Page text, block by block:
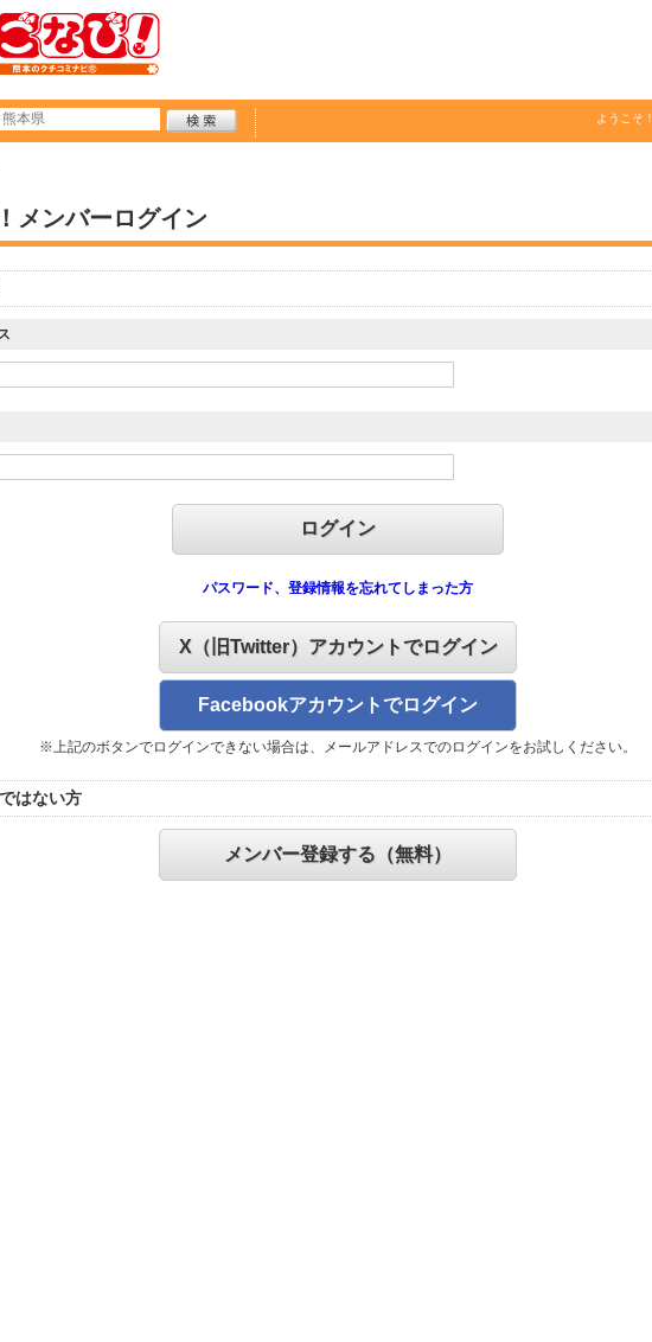
ようこそ！
メンバーログイン
パスワード、登録情報を忘れてしまった方
X（旧Twitter）アカウントでログイン
Facebookアカウントでログイン
※上記のボタンでログインできない場合は、メールアドレスでのログインをお試しください。
はない方
メンバー登録する（無料）